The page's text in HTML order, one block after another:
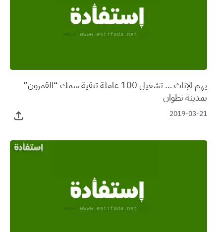
يهم الإناث … تشغيل 100 عاملة تنقية سمك “القمرون”
بمدينة تطوان
2019-03-21